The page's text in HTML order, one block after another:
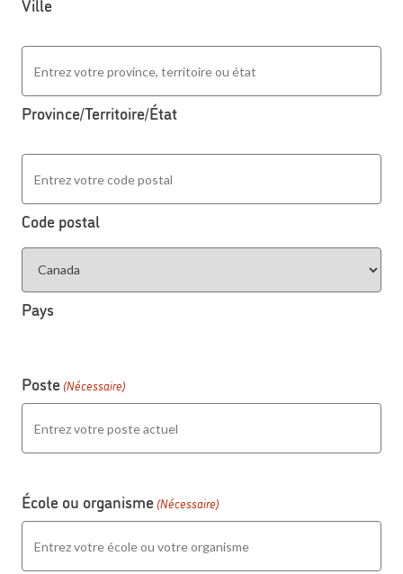
Province/Territoire/État
Code postal
Pays
Poste (Nécessaire)
École ou organisme (Nécessaire)